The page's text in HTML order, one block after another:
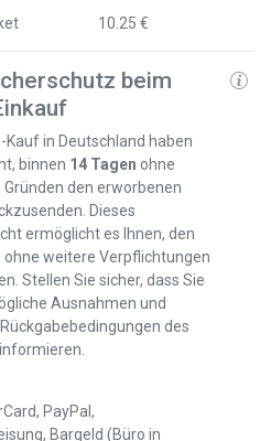
10.25 €
beim
Kauf in Deutschland haben
binnen 14 Tagen ohne
den erworbenen
Dieses
ermöglicht es Ihnen, den
ohne weitere Verpflichtungen
Stellen Sie sicher, dass Sie
Ausnahmen und
des
PayPal,
Bargeld (Büro in